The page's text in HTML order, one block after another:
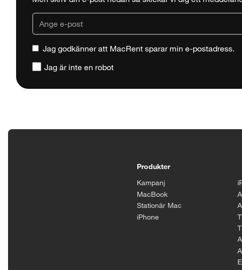
Jag godkänner att MacRent sparar min e-postadress.
Jag är inte en robot
Produkter
Kampanj
MacBook
Stationär Mac
iPhone